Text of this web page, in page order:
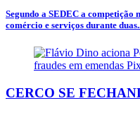
Segundo a SEDEC a
comércio e serviços durante
CERCO SE